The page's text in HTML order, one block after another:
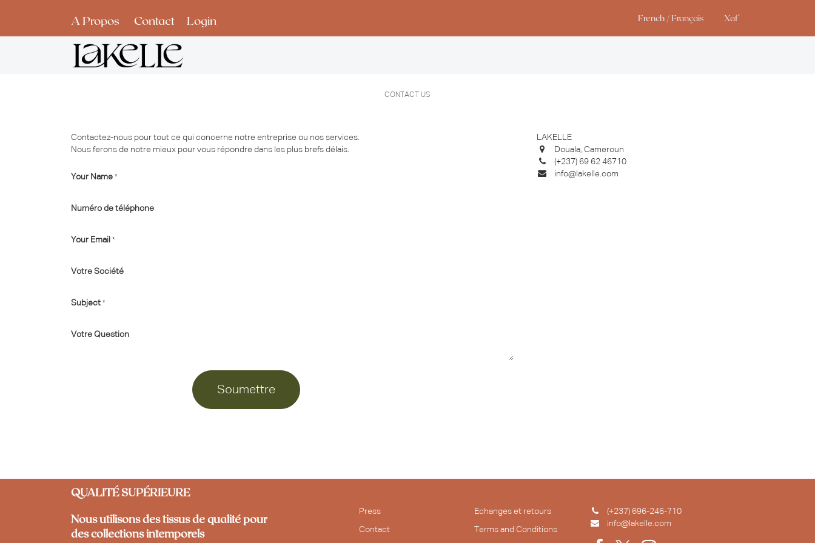
A Propos Contact Login French / Français Xaf
CONTACT US
Contactez-nous pour tout ce qui concerne notre entreprise ou nos services.
Nous ferons de notre mieux pour vous répondre dans les plus brefs délais.
Your Name *
Numéro de téléphone
Your Email *
Votre Société
Subject *
Votre Question
Soumettre
LAKELLE
Douala, Cameroun
(+237) 69 62 46710
info@lakelle.com
QUALITÉ SUPÉRIEURE
Nous utilisons des tissus de qualité pour
des collections intemporels
Press
Contact
Echanges et retours
Terms and Conditions
(+237) 696-246-710
info@lakelle.com